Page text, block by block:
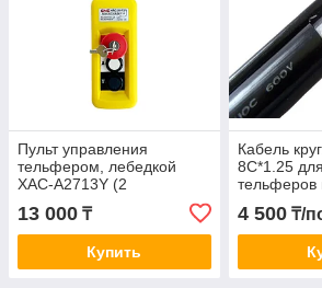
Пульт управления
тельфером, лебедкой
XАС-A2713Y (2
кнопочный, 1 скоростной
+СТОП+Ключ-марка)
13 000 ₸
Купить
Кабель
8C*1.25
4 500₸/